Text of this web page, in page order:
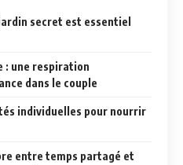
secret est essentiel
: une respiration
dans le couple
individuelles pour nourrir
entre temps partagé et